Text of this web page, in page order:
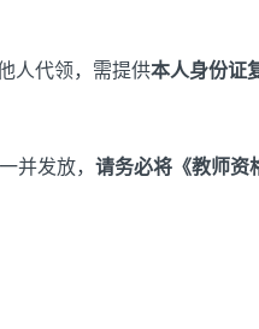
人代领，需提供本人身份证
并发放， 请务必将《教师资